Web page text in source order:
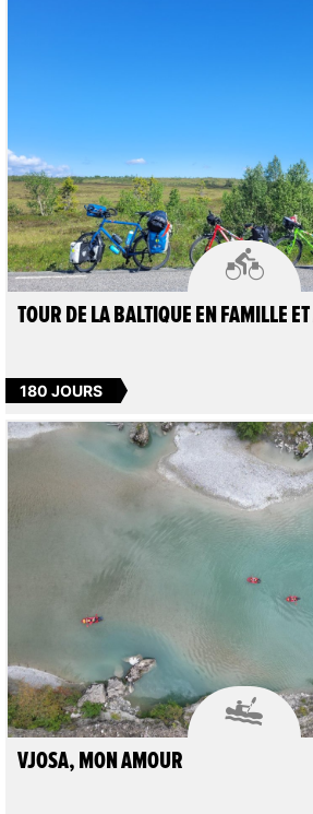

TOUR DE LA BALTIQUE EN FAMILLE ET
180 JOURS

VJOSA, MON AMOUR